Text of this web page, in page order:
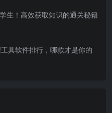
生！高效获取知识的通关秘籍
具软件排行，哪款才是你的